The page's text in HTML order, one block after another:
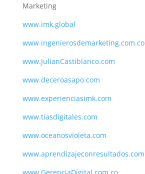
Marketing
www.imk.global
www.ingenierosdemarketing.com.co
www.JulianCastiblanco.com
www.deceroasapo.com
www.experienciasimk.com
www.tiasdigitales.com
www.oceanosvioleta.com
www.aprendizajeconresultados.com